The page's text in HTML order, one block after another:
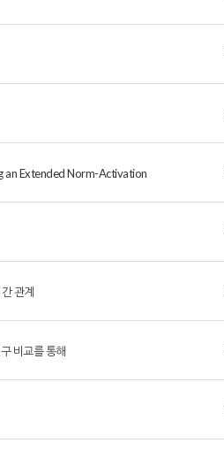
an Extended Norm-Activation
관계
비교를 통해